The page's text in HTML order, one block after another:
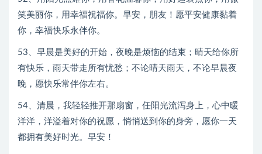
笑美丽你，用幸福祝福你。早安，朋友！愿平安健康黏着
你，幸福快乐永伴你。
53、早晨是美好的开始，夜晚是烦恼的结束；晴天给你所
有快乐，雨天带走所有忧愁；不论晴天雨天，不论早晨夜
晚，愿快乐常伴你左右。
54、清晨，我轻轻推开那扇窗，任阳光流泻身上，心中暖
洋洋，洋溢着对你的祝愿，悄悄送到你的身旁，愿你一天
都拥有美好时光。早安！